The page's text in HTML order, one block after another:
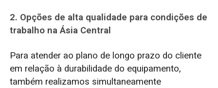
2. Opções de alta qualidade para condições de
trabalho na Ásia Central
Para atender ao plano de longo prazo do cliente
em relação à durabilidade do equipamento,
também realizamos simultaneamente